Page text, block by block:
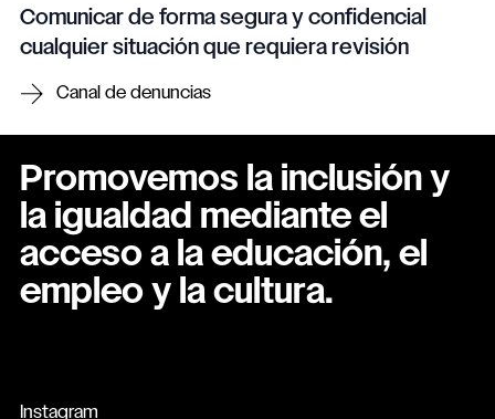
Comunicar de forma segura y confidencial
cualquier situación que requiera revisión
Canal de denuncias
Promovemos la inclusión y
la igualdad mediante el
acceso a la educación, el
empleo y la cultura.
Instagram